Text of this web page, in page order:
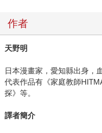
作者
天野明
日本漫畫家，愛知縣出身，
代表作品有《家庭教師
探》等。
譯者簡介